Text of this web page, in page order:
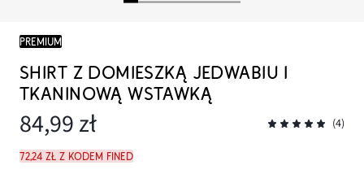
PREMIUM
SHIRT Z DOMIESZKĄ JEDWABIU I
TKANINOWĄ WSTAWKĄ
84,99 zł (4)
72,24 zł z kodem FINED